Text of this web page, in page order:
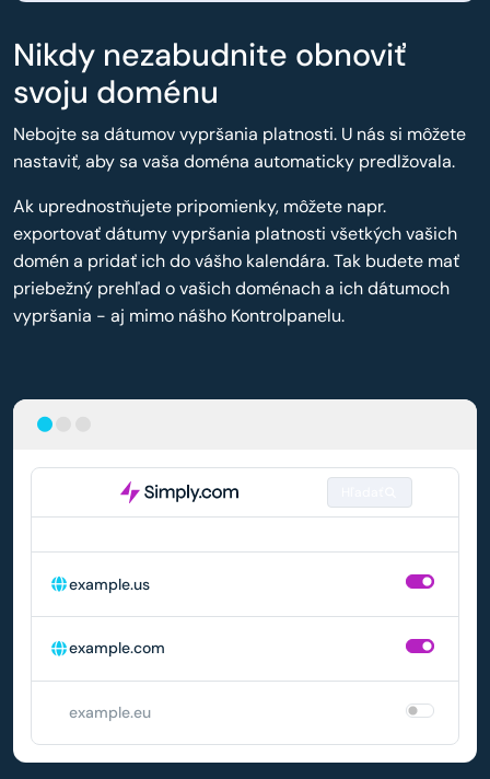
example.us
example.com
example.eu
Nikdy nezabudnite obnoviť
svoju doménu
Nebojte sa dátumov vypršania platnosti. U nás si môžete
nastaviť, aby sa vaša doména automaticky predlžovala.
Ak uprednostňujete pripomienky, môžete napr.
exportovať dátumy vypršania platnosti všetkých vašich
domén a pridať ich do vášho kalendára. Tak budete mať
priebežný prehľad o vašich doménach a ich dátumoch
vypršania - aj mimo nášho Kontrolpanelu.